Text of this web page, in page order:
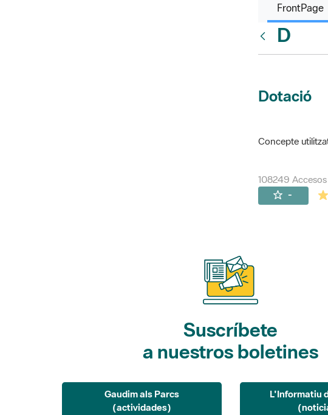
FrontPage
D
Dotació
Concepte
108249 Accesos
-
Suscríbete
a nuestros boletines
Gaudim als Parcs
(actividades)
L'Informatiu